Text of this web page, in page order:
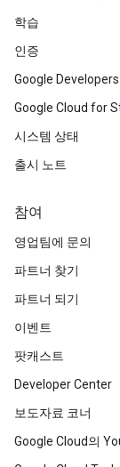
학습
인증
Google Developers
Google Cloud for
시스템 상태
출시 노트
참여
영업팀에 문의
파트너 찾기
파트너 되기
이벤트
팟캐스트
Developer Center
보도자료 코너
Google Cloud의